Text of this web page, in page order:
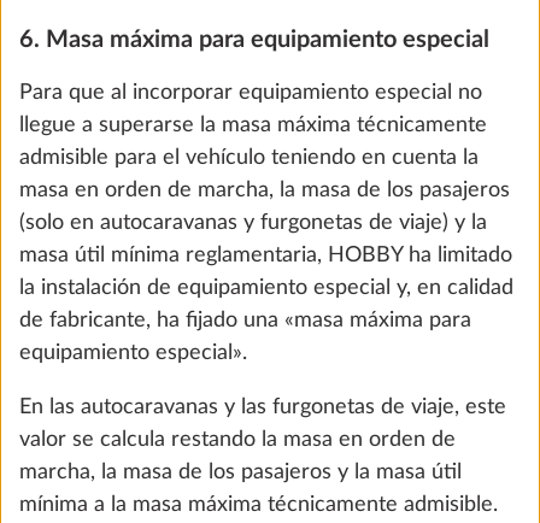
Módulo de conversión en cama para la
10,0 kg
259 €
Añadir
6. Masa máxima para equipamiento especial
Para que al incorporar equipamiento especial no
llegue a superarse la masa máxima técnicamente
admisible para el vehículo teniendo en cuenta la
masa en orden de marcha, la masa de los pasajeros
(solo en autocaravanas y furgonetas de viaje) y la
masa útil mínima reglamentaria, HOBBY ha limitado
la instalación de equipamiento especial y, en calidad
de fabricante, ha fijado una «masa máxima para
equipamiento especial».
En las autocaravanas y las furgonetas de viaje, este
valor se calcula restando la masa en orden de
marcha, la masa de los pasajeros y la masa útil
mínima a la masa máxima técnicamente admisible.